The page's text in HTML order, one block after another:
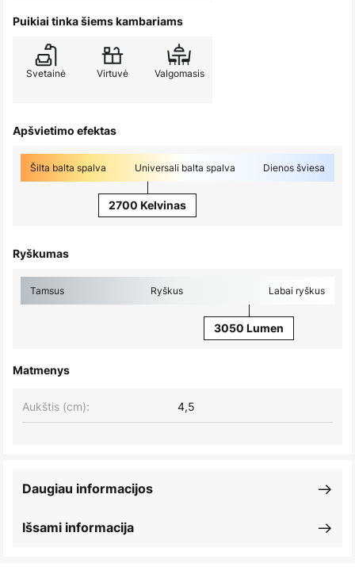
Puikiai tinka šiems kambariams
Svetainė Virtuvė Valgomasis
Apšvietimo efektas
Šilta balta spalva Universali balta spalva Dienos šviesa
2700 Kelvinas
Ryškumas
Tamsus Ryškus Labai ryškus
3050 Lumen
Matmenys
Aukštis (cm): 4,5
Išsami informacija
Daugiau informacijos